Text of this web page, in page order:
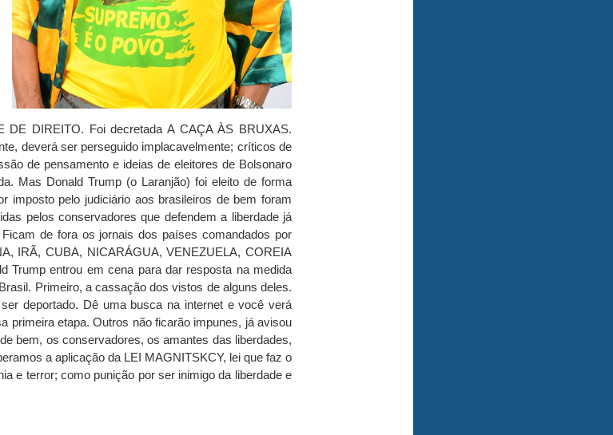
DIREITO. Foi decretada A CAÇA ÀS BRUXAS.
deverá ser perseguido implacavelmente; críticos de
de pensamento e ideias de eleitores de Bolsonaro
Mas Donald Trump (o Laranjão) foi eleito de forma
imposto pelo judiciário aos brasileiros de bem foram
pelos conservadores que defendem a liberdade já
de fora os jornais dos países comandados por
IRÃ, CUBA, NICARÁGUA, VENEZUELA, COREIA
Trump entrou em cena para dar resposta na medida
Primeiro, a cassação dos vistos de alguns deles.
deportado. Dê uma busca na internet e você verá
primeira etapa. Outros não ficarão impunes, já avisou
bem, os conservadores, os amantes das liberdades,
a aplicação da LEI MAGNITSKCY, lei que faz o
e terror; como punição por ser inimigo da liberdade e